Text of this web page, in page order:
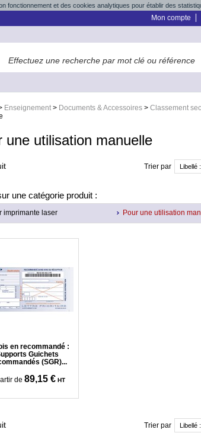
fonctionnement et des cookies analytiques pour établir des
Mon compte
Enseignement > Documents & Accessoires > Classement
une utilisation manuelle
Trier par
une catégorie produit :
imprimante laser Pour une utilisation
en recommandé :
Guichets
(SGR)...
de 89,15 € HT
Trier par